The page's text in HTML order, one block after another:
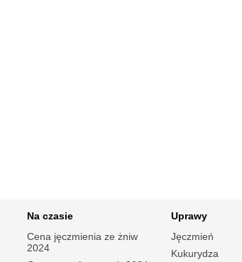
Na czasie
Cena jęczmienia ze żniw
2024
Uprawy
Jęczmień
Kukurydza